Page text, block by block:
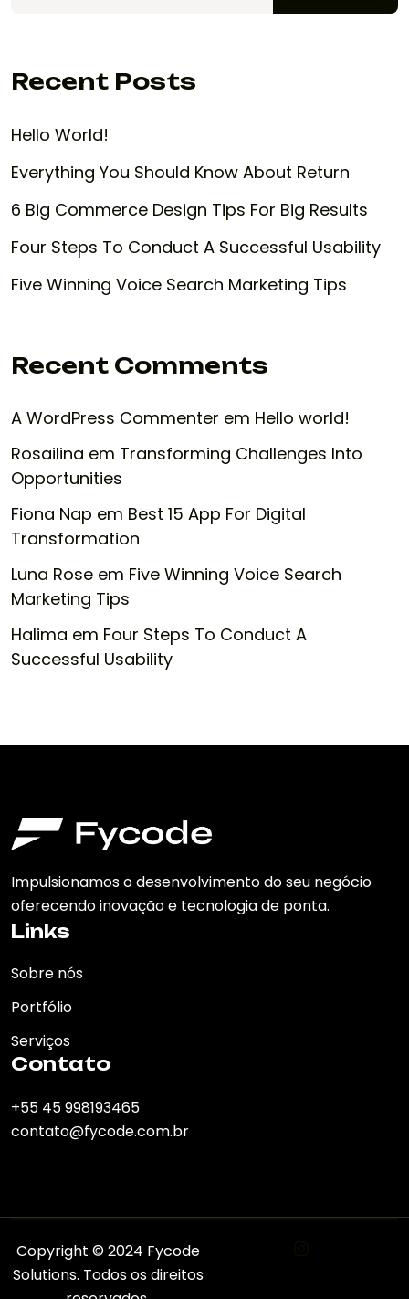
Recent Posts
Hello World!
Everything You Should Know About Return
6 Big Commerce Design Tips For Big Results
Four Steps To Conduct A Successful Usability
Five Winning Voice Search Marketing Tips
Recent Comments
A WordPress Commenter em Hello world!
Rosailina em Transforming Challenges Into
Opportunities
Fiona Nap em Best 15 App For Digital
Transformation
Luna Rose em Five Winning Voice Search
Marketing Tips
Halima em Four Steps To Conduct A
Successful Usability
Impulsionamos o desenvolvimento do seu negócio
oferecendo inovação e tecnologia de ponta.
Links
Sobre nós
Portfólio
Serviços
Contato
+55 45 998193465
contato@fycode.com.br
Copyright © 2024 Fycode
Solutions. Todos os direitos